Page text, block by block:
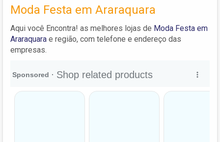
Moda Festa em Araraquara
Aqui você Encontra! as melhores lojas de Moda Festa em
Araraquara e região, com telefone e endereço das
empresas.